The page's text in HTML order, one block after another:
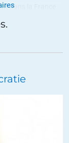
dans la France
de partir au
retour de
un pays
exemple un
pas envie de